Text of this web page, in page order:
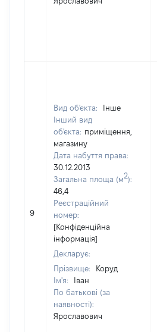
9
Вид об'єкта:
Інше
Інший вид
об'єкта: приміщення,
магазину
Дата набуття права:
30.12.2013
Загальна площа (м2):
46,4
Реєстраційний
номер:
[Конфіденційна
інформація]
Декларує:
Прізвище:
Коруд
Ім'я:
Іван
По батькові (за
наявності):
Ярославович